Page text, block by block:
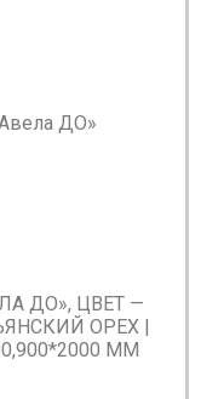
ДО», ЦВЕТ —
ОРЕХ |
ММ